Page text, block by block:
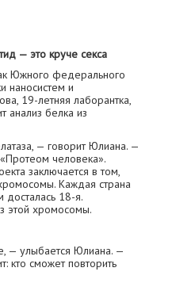
— это круче секса
Южного ф­едерального
наносистем и
19-летняя лаборантка,
анализ белка из
— говорит Юлиана. —
«Протеом человека».
заключается в том,
Каждая страна
18-я.
этой хромосомы.
— улыбается Юлиана. —
кто сможет повторить